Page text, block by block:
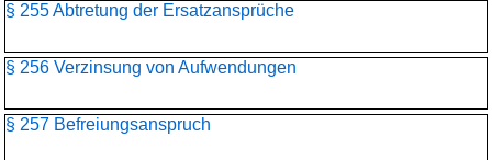
§ 255 Abtretung der Ersatzansprüche
§ 256 Verzinsung von Aufwendungen
§ 257 Befreiungsanspruch